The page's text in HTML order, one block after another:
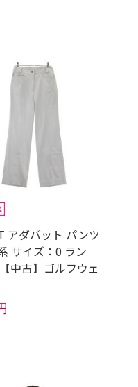
アダバット パンツ
サイズ：0 ラン
中古】ゴルフウェ